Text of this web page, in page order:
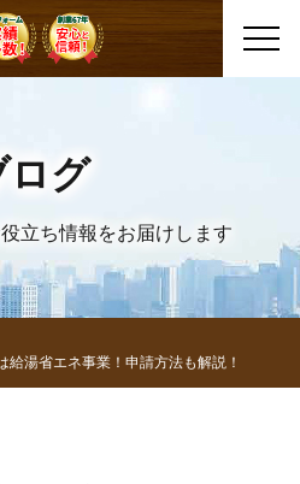
ログ
立ち情報をお届けします
湯省エネ事業！申請方法も解説！